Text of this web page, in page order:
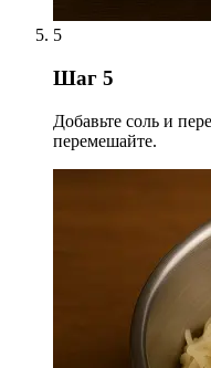
5
Шаг 5
Добавьте соль и
перемешайте.